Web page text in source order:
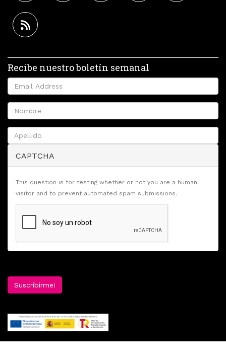
Recibe nuestro boletín semanal
CAPTCHA
This question is for testing whether or not you are a human
visitor and to prevent automated spam submissions.
Suscribirme!